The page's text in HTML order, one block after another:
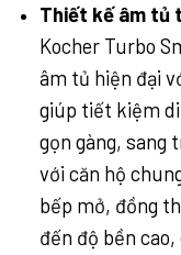
Thiết kế âm tủ
Kocher Turbo
âm tủ hiện đại
giúp tiết kiệm
gọn gàng, sang
với căn hộ
bếp mở, đồng
đến độ bền